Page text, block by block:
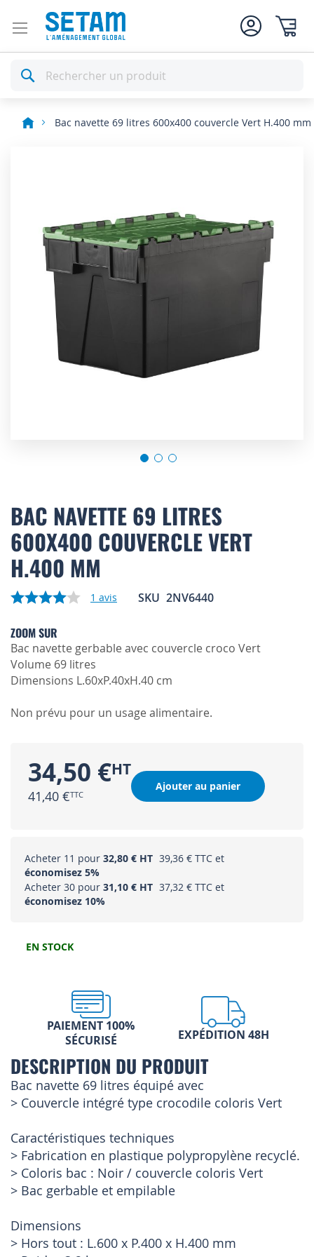
Rechercher
Bac navette 69 litres 600x400 couvercle Vert H.400 mm
images
to
the
beginning
of
the
images
gallery
BAC NAVETTE 69 LITRES
600X400 COUVERCLE VERT
H.400 MM
1 avis SKU 2NV6440
ZOOM SUR
Bac navette gerbable avec couvercle croco Vert
Volume 69 litres
Dimensions L.60xP.40xH.40 cm
Non prévu pour un usage alimentaire.
34,50 €
41,40 €
Ajouter au panier
Acheter 11 pour 32,80 € 39,36 €
et
économisez 5%
Acheter 30 pour 31,10 € 37,32 €
et
économisez 10%
EN STOCK
PAIEMENT 100%
SÉCURISÉ
EXPÉDITION 48H
DESCRIPTION DU PRODUIT
Bac navette 69 litres équipé avec
> Couvercle intégré type crocodile coloris Vert
Caractéristiques techniques
> Fabrication en plastique polypropylène recyclé.
> Coloris bac : Noir / couvercle coloris Vert
> Bac gerbable et empilable
Dimensions
> Hors tout : L.600 x P.400 x H.400 mm